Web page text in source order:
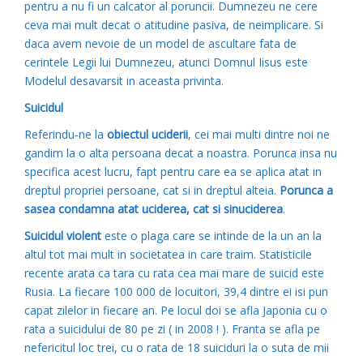
pentru a nu fi un calcator al poruncii. Dumnezeu ne cere
ceva mai mult decat o atitudine pasiva, de neimplicare. Si
daca avem nevoie de un model de ascultare fata de
cerintele Legii lui Dumnezeu, atunci Domnul Iisus este
Modelul desavarsit in aceasta privinta.
Suicidul
Referindu-ne la obiectul uciderii, cei mai multi dintre noi ne
gandim la o alta persoana decat a noastra. Porunca insa nu
specifica acest lucru, fapt pentru care ea se aplica atat in
dreptul propriei persoane, cat si in dreptul alteia. Porunca a
sasea condamna atat uciderea, cat si sinuciderea.
Suicidul violent este o plaga care se intinde de la un an la
altul tot mai mult in societatea in care traim. Statisticile
recente arata ca tara cu rata cea mai mare de suicid este
Rusia. La fiecare 100 000 de locuitori, 39,4 dintre ei isi pun
capat zilelor in fiecare an. Pe locul doi se afla Japonia cu o
rata a suicidului de 80 pe zi ( in 2008 ! ). Franta se afla pe
nefericitul loc trei, cu o rata de 18 suiciduri la o suta de mii